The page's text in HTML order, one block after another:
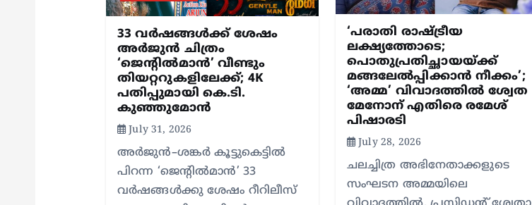
33 വർഷങ്ങൾക്ക് ശേഷം
അർജുൻ ചിത്രം
‘ജെന്റിൽമാൻ’ വീണ്ടും
തിയറ്ററുകളിലേക്ക്; 4K
പതിപ്പുമായി കെ.ടി.
കുഞ്ഞുമോൻ
July 31, 2026
അർജുൻ–ശങ്കർ കൂട്ടുകെട്ടിൽ
പിറന്ന ‘ജെന്റിൽമാൻ’ 33
വർഷങ്ങൾക്കു ശേഷം റീറിലീസ്
‘പരാതി രാഷ്ട്രീയ
ലക്ഷ്യത്തോടെ;
പൊതുപ്രതിച്ഛായയ്ക്ക്
മങ്ങലേല്‍പ്പിക്കാന്‍ നീക്കം’;
‘അമ്മ’ വിവാദത്തില്‍ ശ്വേത
മേനോന് എതിരെ രമേശ്
പിഷാരടി
July 28, 2026
ചലച്ചിത്ര അഭിനേതാക്കളുടെ
സംഘടന അമ്മയിലെ